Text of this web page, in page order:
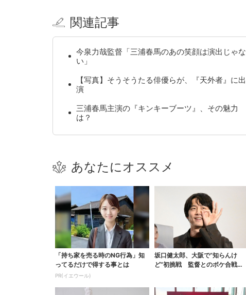
関連記事
今泉力哉監督「三浦春馬のあの笑顔は演出じゃな
い」
【写真】そうそうたる俳優らが、『天外者』に出
演
三浦春馬主演の『キンキーブーツ』、その魅力
は？
あなたにオススメ
「持ち家を売る時のNG行為」知
ってるだけで得する事とは
PR(イエウール)
坂口健太郎、大阪で“知らんけ
ど”初挑戦 監督とのボケ合戦に